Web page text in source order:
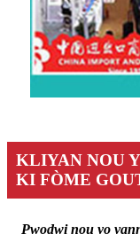
KLIYAN NOU
KI FÒME
Pwodwi nou yo